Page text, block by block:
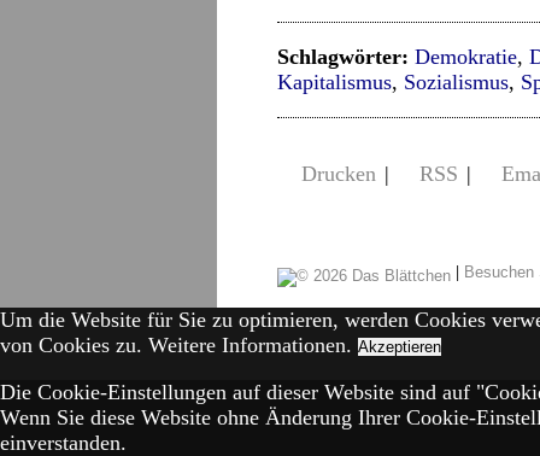
Schlagwörter: Demokratie,
Kapitalismus, Sozialismus,
Drucken | RSS |
|
Um die Website für Sie zu optimieren, werden Cookies
von Cookies zu. Weitere Informationen. Akzeptieren
Die Cookie-Einstellungen auf dieser Website sind auf
Wenn Sie diese Website ohne Änderung Ihrer Cookie-
einverstanden.